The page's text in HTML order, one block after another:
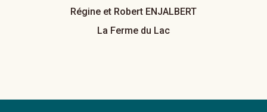
Régine et Robert ENJALBERT
La Ferme du Lac